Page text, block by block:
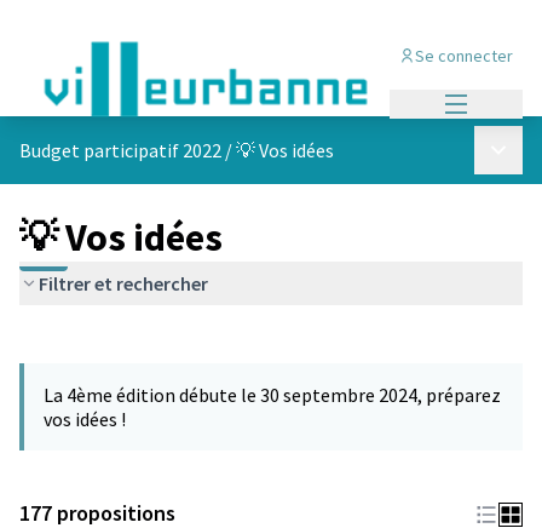
Se connecter
Budget participatif 2022 /💡 Vos idées
💡 Vos idées
Filtrer et rechercher
−
La 4ème édition débute le 30 septembre 2024, préparez
vos idées !
177 propositions